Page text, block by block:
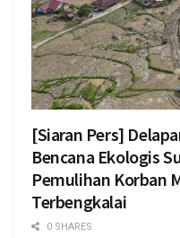
[Siaran Pers]
Bencana Ekologis
Pemulihan Korban
Terbengkalai
0 SHARES